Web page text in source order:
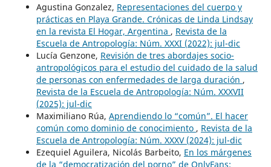
Agustina Gonzalez, Representaciones del cuerpo y
prácticas en Playa Grande. Crónicas de Linda Lindsay
en la revista El Hogar, Argentina , Revista de la
Escuela de Antropología: Núm. XXXI (2022): jul-dic
Lucía Genzone, Revisión de tres abordajes socio-
antropológicos para el estudio del cuidado de la salud
de personas con enfermedades de larga duración ,
Revista de la Escuela de Antropología: Núm. XXXVII
(2025): jul-dic
Maximiliano Rúa, Aprendiendo lo “común”. El hacer
común como dominio de conocimiento , Revista de la
Escuela de Antropología: Núm. XXXV (2024): jul-dic
Ezequiel Aguilera, Nicolás Barbeito, En los márgenes
de la “democratización del porno” de OnlyFans: